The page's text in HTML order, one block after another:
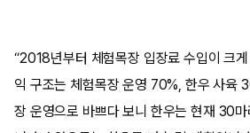
“2018년부터 체험목장 입장료 수입이 크
익 구조는 체험목장 운영 70%, 한우 사육
장 운영으로 바쁘다 보니 한우는 현재 30